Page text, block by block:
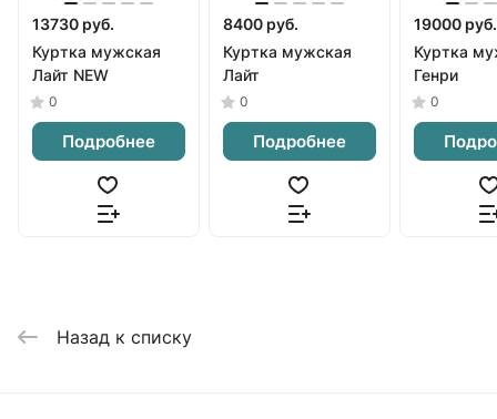
13730 руб.
Куртка мужская
Лайт NEW
0
Подробнее
8400 руб.
Куртка мужская
Лайт
0
Подробнее
19000 руб.
Куртка
Генри
0
Назад к списку